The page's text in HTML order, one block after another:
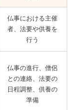
仏事における主催
者、法要や供養を
行う
仏事の進行、僧侶
との連絡、法要の
日程調整、供養の
準備